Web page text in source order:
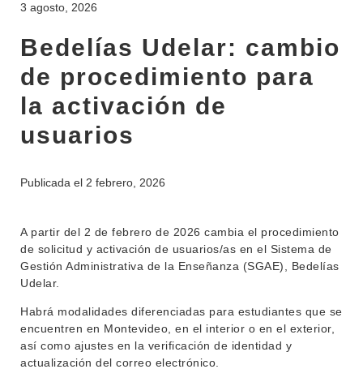
INVESTIGACIÓN
LLAMADOS
NOTICIAS
BEDELÍA
EVA FCS
OFERTA DE GRADO
POSGRADOS
BIBLIOTECA
3 agosto, 2026
Bedelías Udelar: cambio
de procedimiento para
la activación de
usuarios
Publicada el 2 febrero, 2026
A partir del 2 de febrero de 2026 cambia el procedimiento
de solicitud y activación de usuarios/as en el Sistema de
Gestión Administrativa de la Enseñanza (SGAE), Bedelías
Udelar.
Habrá modalidades diferenciadas para estudiantes que se
encuentren en Montevideo, en el interior o en el exterior,
así como ajustes en la verificación de identidad y
actualización del correo electrónico.